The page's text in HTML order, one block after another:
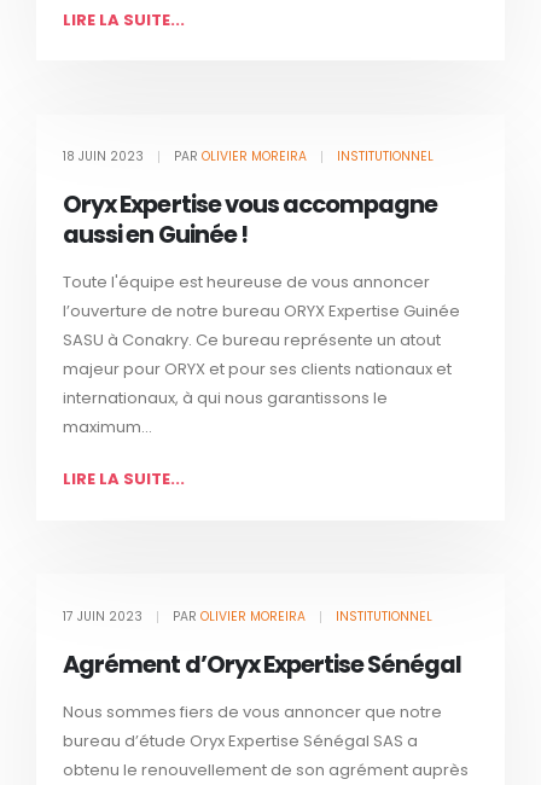
LIRE LA SUITE...
18 JUIN 2023 PAROLIVIER MOREIRA INSTITUTIONNEL
Oryx Expertise vous accompagne
aussi en Guinée !
Toute l'équipe est heureuse de vous annoncer
l’ouverture de notre bureau ORYX Expertise Guinée
SASU à Conakry. Ce bureau représente un atout
majeur pour ORYX et pour ses clients nationaux et
internationaux, à qui nous garantissons le
maximum...
LIRE LA SUITE...
17 JUIN 2023 PAROLIVIER MOREIRA INSTITUTIONNEL
Agrément d’Oryx Expertise Sénégal
Nous sommes fiers de vous annoncer que notre
bureau d’étude Oryx Expertise Sénégal SAS a
obtenu le renouvellement de son agrément auprès